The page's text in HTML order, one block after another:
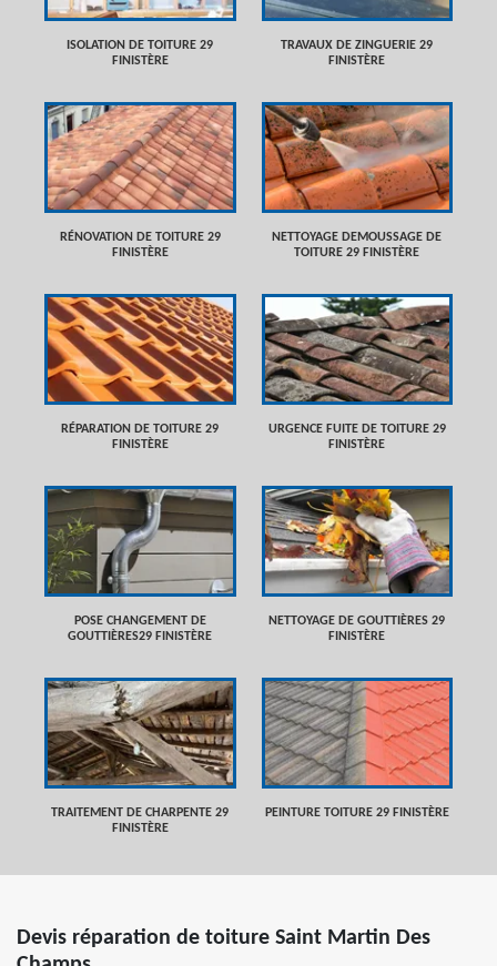
ISOLATION DE TOITURE 29
FINISTÈRE
TRAVAUX DE ZINGUERIE 29
FINISTÈRE
RÉNOVATION DE TOITURE 29
FINISTÈRE
NETTOYAGE DEMOUSSAGE DE
TOITURE 29 FINISTÈRE
RÉPARATION DE TOITURE 29
FINISTÈRE
URGENCE FUITE DE TOITURE 29
FINISTÈRE
POSE CHANGEMENT DE
GOUTTIÈRES29 FINISTÈRE
NETTOYAGE DE GOUTTIÈRES 29
FINISTÈRE
TRAITEMENT DE CHARPENTE 29
FINISTÈRE
PEINTURE TOITURE 29 FINISTÈRE
Devis réparation de toiture Saint Martin Des